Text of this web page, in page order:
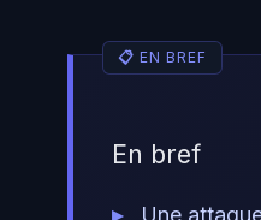
En bref
Une